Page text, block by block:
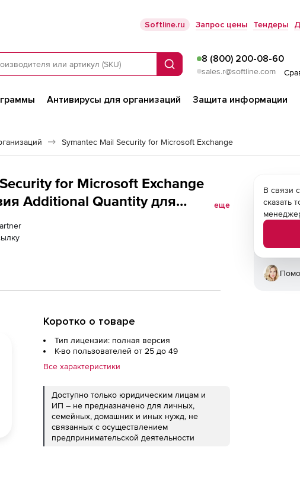
Softline.ru Запрос цены Тендеры
Поиск
8 (800) 200-08-60
sales.r@softline.com
Антивирусы для организаций Защита информации
Symantec Mail Security for Microsoft Exchange
for Microsoft Exchange
Additional Quantity для
учреждений Количество
еще
Коротко о товаре
Тип лицензии: полная версия
К-во пользователей от 25 до 49
Все характеристики
Доступно только юридическим лицам и
ИП – не предназначено для личных,
семейных, домашних и иных нужд, не
связанных с осуществлением
предпринимательской деятельности
В связи
сказать